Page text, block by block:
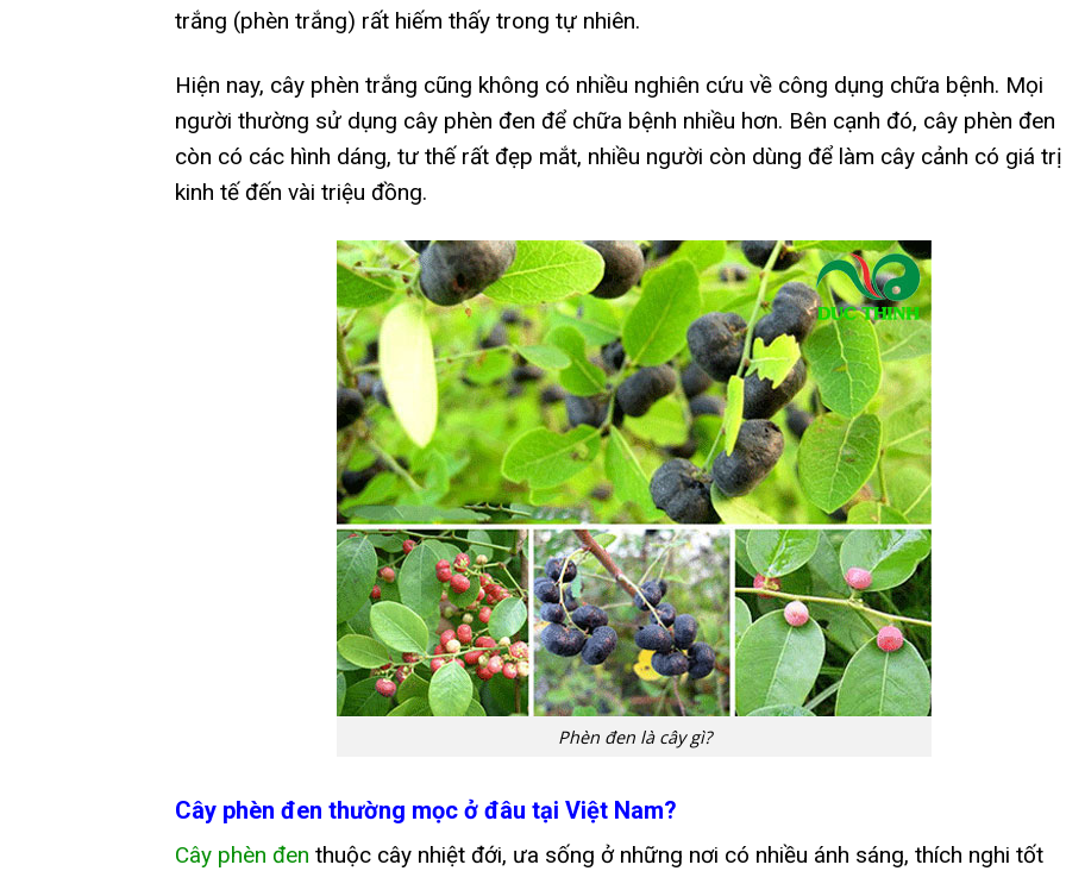
trắng (phèn trắng) rất hiếm thấy trong tự nhiên.
Hiện nay, cây phèn trắng cũng không có nhiều nghiên cứu về công dụng chữa bệnh. Mọi
người thường sử dụng cây phèn đen để chữa bệnh nhiều hơn. Bên cạnh đó, cây phèn đen
còn có các hình dáng, tư thế rất đẹp mắt, nhiều người còn dùng để làm cây cảnh có giá trị
kinh tế đến vài triệu đồng.
Phèn đen là cây gì?
Cây phèn đen thường mọc ở đâu tại Việt Nam?
Cây phèn đen thuộc cây nhiệt đới, ưa sống ở những nơi có nhiều ánh sáng, thích nghi tốt